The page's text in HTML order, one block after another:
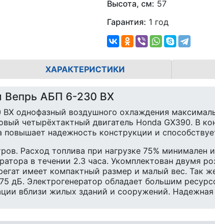
Высота, см: 57
Гарантия: 1 год
ХАРАКТЕРИСТИКИ
Вепрь АБП 6-230 ВX
однофазный воздушного охлаждения
четырёхтактный двигатель Honda GX390. В
надежность конструкции и
Расход топлива при нагрузке 75% минимален
в течении 2.3 часа. Укомплектован двумя
имеет компактный размер и малый вес. Так
дБ. Электрогенератор обладает большим
вблизи жилых зданий и сооружений.